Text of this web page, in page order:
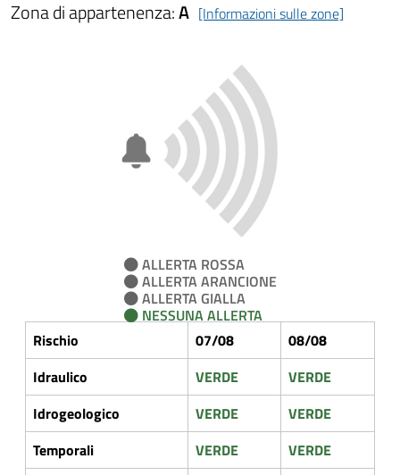
Zona di appartenenza:A [Informazioni sulle zone]
ALLERTA ROSSA
ALLERTA ARANCIONE
ALLERTA GIALLA
NESSUNA ALLERTA
Rischio
07/08
08/08
Idraulico
VERDE
VERDE
Idrogeologico
VERDE
VERDE
Temporali
VERDE
VERDE